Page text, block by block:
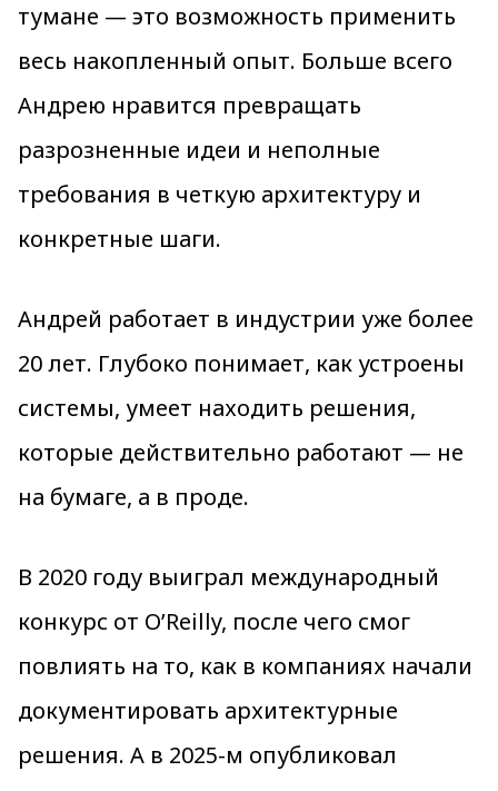
тумане — это возможность применить
весь накопленный опыт. Больше всего
Андрею нравится превращать
разрозненные идеи и неполные
требования в четкую архитектуру и
конкретные шаги.
Андрей работает в индустрии уже более
20 лет. Глубоко понимает, как устроены
системы, умеет находить решения,
которые действительно работают — не
на бумаге, а в проде.
В 2020 году выиграл международный
конкурс от O’Reilly, после чего смог
повлиять на то, как в компаниях начали
документировать архитектурные
решения. А в 2025-м опубликовал